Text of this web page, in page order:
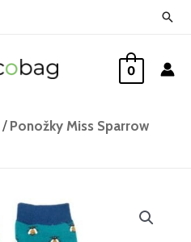
0
/ Ponožky Miss Sparrow